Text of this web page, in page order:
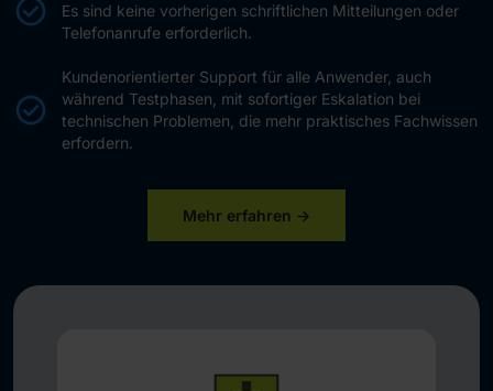
Es sind keine vorherigen schriftlichen Mitteilungen oder
Telefonanrufe erforderlich.
Kundenorientierter Support für alle Anwender, auch
während Testphasen, mit sofortiger Eskalation bei
technischen Problemen, die mehr praktisches Fachwissen
erfordern.
Mehr erfahren ->